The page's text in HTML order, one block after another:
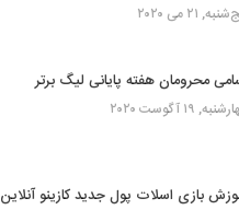
۲۱ می ۲۰۲۰
محرومان هفته پایانی لیگ برتر
۱۹ آگوست ۲۰۲۰
بازی اسلات پول جدید کازینو آنلاین